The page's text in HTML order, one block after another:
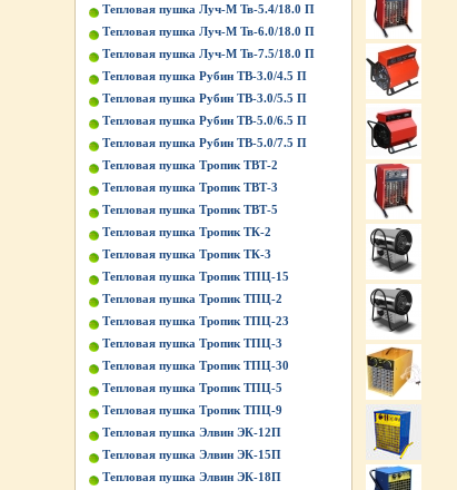
Тепловая пушка Луч-М Тв-5.4/18.0 П
Тепловая пушка Луч-М Тв-6.0/18.0 П
Тепловая пушка Луч-М Тв-7.5/18.0 П
Тепловая пушка Рубин ТВ-3.0/4.5 П
Тепловая пушка Рубин ТВ-3.0/5.5 П
Тепловая пушка Рубин ТВ-5.0/6.5 П
Тепловая пушка Рубин ТВ-5.0/7.5 П
Тепловая пушка Тропик ТВТ-2
Тепловая пушка Тропик ТВТ-3
Тепловая пушка Тропик ТВТ-5
Тепловая пушка Тропик ТК-2
Тепловая пушка Тропик ТК-3
Тепловая пушка Тропик ТПЦ-15
Тепловая пушка Тропик ТПЦ-2
Тепловая пушка Тропик ТПЦ-23
Тепловая пушка Тропик ТПЦ-3
Тепловая пушка Тропик ТПЦ-30
Тепловая пушка Тропик ТПЦ-5
Тепловая пушка Тропик ТПЦ-9
Тепловая пушка Элвин ЭК-12П
Тепловая пушка Элвин ЭК-15П
Тепловая пушка Элвин ЭК-18П